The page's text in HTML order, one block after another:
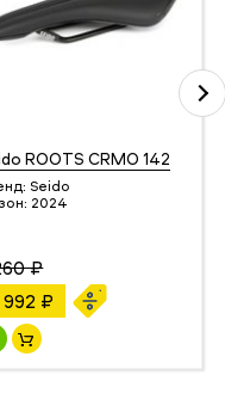
ROOTS CRMO 142
Seido
2024
₽
992 ₽